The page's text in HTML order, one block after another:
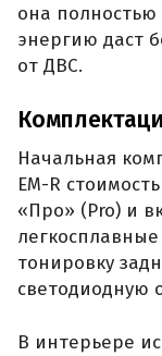
она
энергию даст
от ДВС.
Начальная
EM-R
«Про» (Pro) и
тонировку
светодиодную
В интерьере